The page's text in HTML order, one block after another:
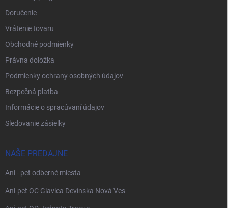
Doručenie
Vrátenie tovaru
Obchodné podmienky
Právna doložka
Podmienky ochrany osobných údajov
Bezpečná platba
Informácie o spracúvaní údajov
Sledovanie zásielky
NAŠE PREDAJNE
Ani - pet odberné miesta
Ani-pet OC Glavica Devínska Nová Ves